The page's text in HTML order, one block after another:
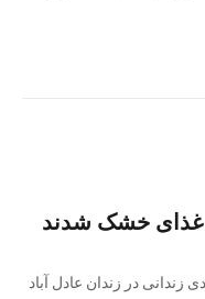
غذای خشک شدند
در زندان عادل آباد